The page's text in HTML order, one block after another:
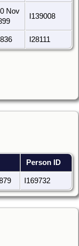
Nov
I139008
I28111
Person ID
I169732